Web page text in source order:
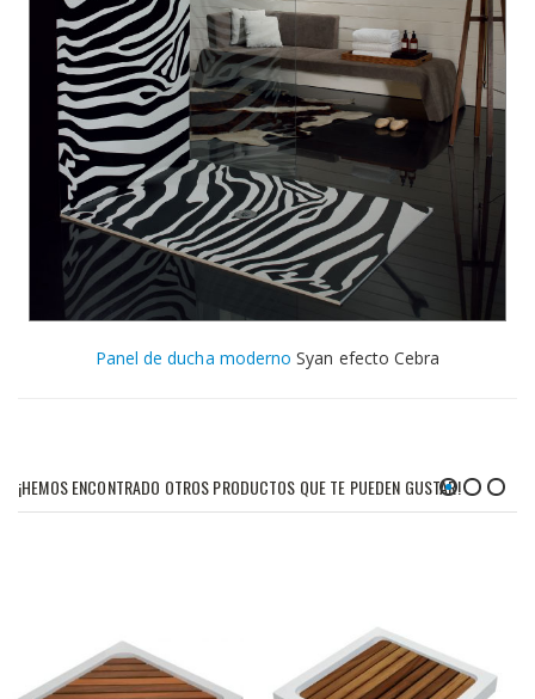
Panel de ducha moderno Syan efecto Cebra
¡HEMOS ENCONTRADO OTROS PRODUCTOS QUE TE PUEDEN GUSTAR!